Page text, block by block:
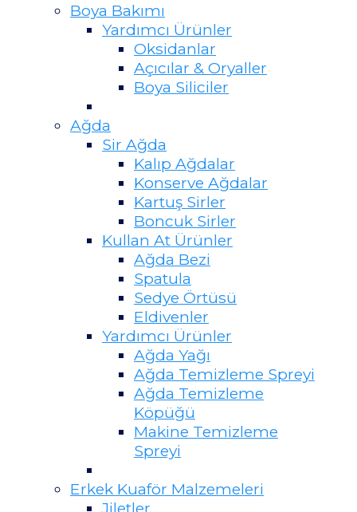
Boya Bakımı
Yardımcı Ürünler
Oksidanlar
Açıcılar & Oryaller
Boya Siliciler
Ağda
Sir Ağda
Kalıp Ağdalar
Konserve Ağdalar
Kartuş Sirler
Boncuk Sirler
Kullan At Ürünler
Ağda Bezi
Spatula
Sedye Örtüsü
Eldivenler
Yardımcı Ürünler
Ağda Yağı
Ağda Temizleme Spreyi
Ağda Temizleme
Köpüğü
Makine Temizleme
Spreyi
Erkek Kuaför Malzemeleri
Jiletler